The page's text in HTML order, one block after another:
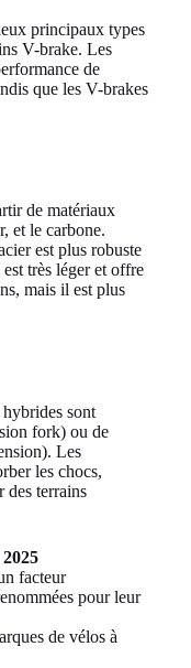
principaux types
V-brake. Les
de
que les V-brakes
de matériaux
et le carbone.
est plus robuste
très léger et offre
mais il est plus
sont
fork) ou de
Les
les chocs,
des terrains
facteur
pour leur
de vélos à